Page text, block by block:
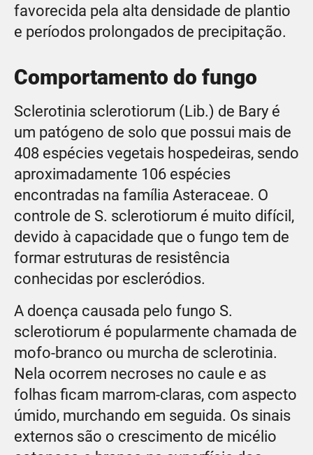
favorecida pela alta densidade de plantio
e períodos prolongados de precipitação.
Comportamento do fungo
Sclerotinia sclerotiorum (Lib.) de Bary é
um patógeno de solo que possui mais de
408 espécies vegetais hospedeiras, sendo
aproximadamente 106 espécies
encontradas na família Asteraceae. O
controle de S. sclerotiorum é muito difícil,
devido à capacidade que o fungo tem de
formar estruturas de resistência
conhecidas por escleródios.
A doença causada pelo fungo S.
sclerotiorum é popularmente chamada de
mofo-branco ou murcha de sclerotinia.
Nela ocorrem necroses no caule e as
folhas ficam marrom-claras, com aspecto
úmido, murchando em seguida. Os sinais
externos são o crescimento de micélio